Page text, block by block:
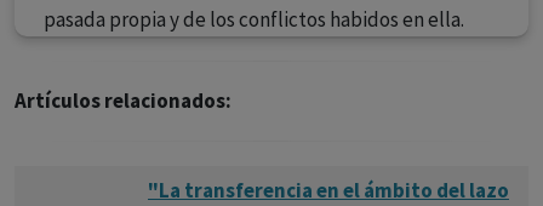
pasada propia y de los conflictos habidos en ella.
Artículos relacionados:
"La transferencia en el ámbito del lazo